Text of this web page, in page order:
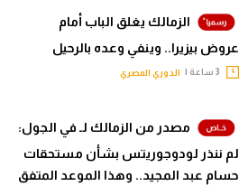
الزمالك يغلق الباب أمام
عروض بيزيرا.. وينفي وعده بالرحيل
الدوري المصري
مصدر من الزمالك لـ في الجول:
لم ننذر لودوجوريتس بشأن مستحقات
حسام عبد المجيد.. وهذا الموعد المتفق